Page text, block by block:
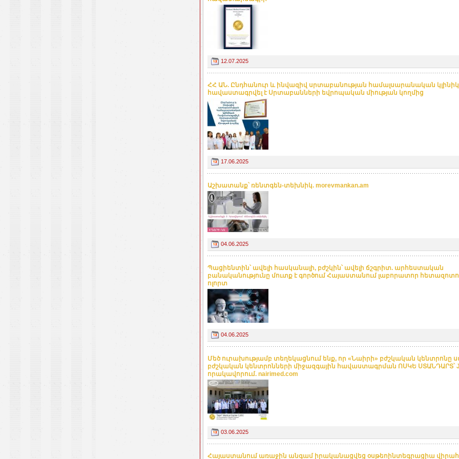
12.07.2025
ՀՀ ԱՆ. Ընդհանուր և ինվազիվ սրտաբանության համալսարանական
հավաստագրվել է Սրտաբանների եվրոպական միության կողմից
17.06.2025
Աշխատանք՝ ռենտգեն-տեխնիկ. morevmankan.am
04.06.2025
Պացիենտին՝ ավելի հասկանալի, բժշկին՝ ավելի ճշգրիտ. արհեստական
բանականությունը մուտք է գործում Հայաստանում լաբորատոր
ոլորտ
04.06.2025
Մեծ ուրախությամբ տեղեկացնում ենք, որ «Նաիրի» բժշկական կենտրոնը
բժշկական կենտրոնների միջազգային հավաստագրման ՈՍԿԵ ՍՏԱՆԴԱՐՏ՝
որակավորում. nairimed.com
03.06.2025
Հայաստանում առաջին անգամ իրականացվեց օսթեոինտեգրացիա